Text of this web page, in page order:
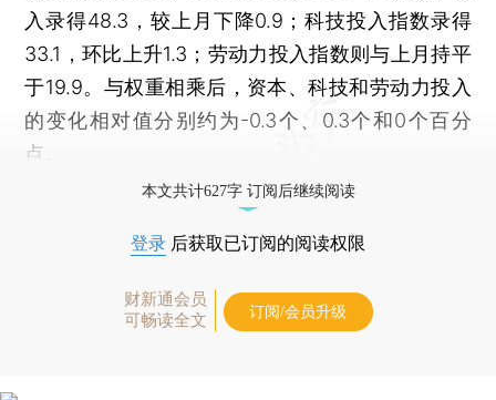
入录得48.3，较上月下降0.9；科技投入指数录得
33.1，环比上升1.3；劳动力投入指数则与上月持平
于19.9。与权重相乘后，资本、科技和劳动力投入
的变化相对值分别约为-0.3个、0.3个和0个百分
点。
本文共计627字 订阅后继续阅读
登录 后获取已订阅的阅读权限
财新通会员
可畅读全文
订阅/会员升级